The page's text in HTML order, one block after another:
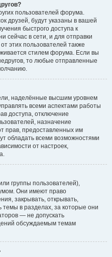
пользователей форума.
друзей, будут указаны в вашей
быстрого доступа к
сейчас в сети, и для отправки
этих пользователей также
стилем форума. Если вы
то любые отправленные
наделённые высшим уровнем
всеми аспектами работы
доступа, отключение
назначение
прав, предоставленных им
обладать всеми возможностями
от настроек,
группы пользователей),
Они имеют право
закрывать, открывать,
в разделах, за которые они
— не допускать
обсуждаемым темам